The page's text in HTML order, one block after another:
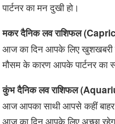
पार्टनर का मन दुखी हो।
मकर दैनिक लव राशिफल
आज का दिन आपके लिए खुशखबरी
मौसम के कारण आपके पार्टनर का
कुंभ दैनिक लव राशिफल
आज आपका साथी आपसे कहीं
आज का दिन आपके लिए अच्छा